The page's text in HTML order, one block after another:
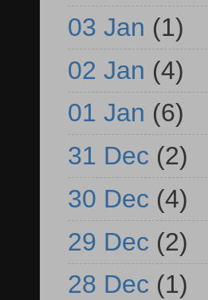
03 Jan (1)
02 Jan (4)
01 Jan (6)
31 Dec (2)
30 Dec (4)
29 Dec (2)
28 Dec (1)